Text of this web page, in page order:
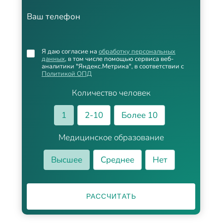
Ваш телефон
Количество человек
1
2-10
Более 10
Медицинское образование
Высшее
Среднее Нет
Я даю согласие на обработку персональных
данных, в том числе помощью сервиса веб-
аналитики "Яндекс.Метрика", в соответствии с
Политикой ОПД
РАССЧИТАТЬ